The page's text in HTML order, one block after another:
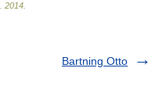
2014
Bartning Otto